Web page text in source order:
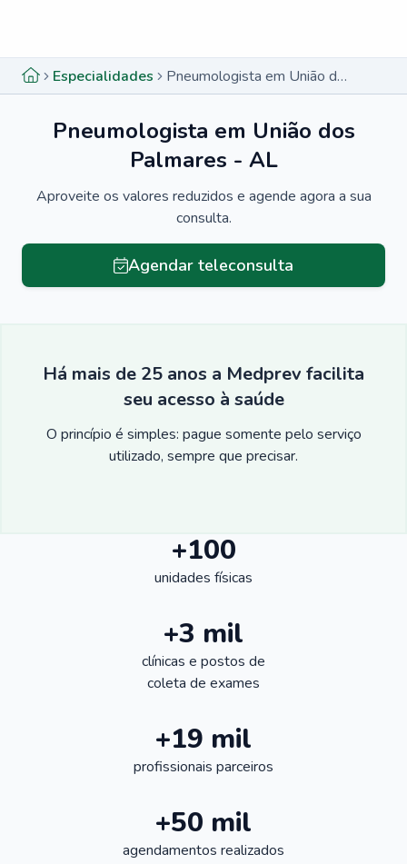
Especialidades Pneumologista em União dos Palmares - AL
Pneumologista em União dos
Palmares - AL
Aproveite os valores reduzidos e agende agora a sua
consulta.
Agendar teleconsulta
Há mais de 25 anos a Medprev facilita
seu acesso à saúde
O princípio é simples: pague somente pelo serviço
utilizado, sempre que precisar.
+100
unidades físicas
+3 mil
clínicas e postos de
coleta de exames
+19 mil
profissionais parceiros
+50 mil
agendamentos realizados